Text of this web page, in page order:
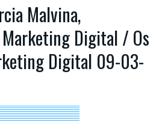
Malvina,
Digital / Os
Digital 09-03-